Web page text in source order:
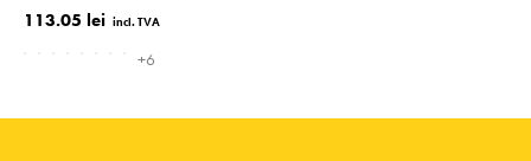
113.05 lei
+6